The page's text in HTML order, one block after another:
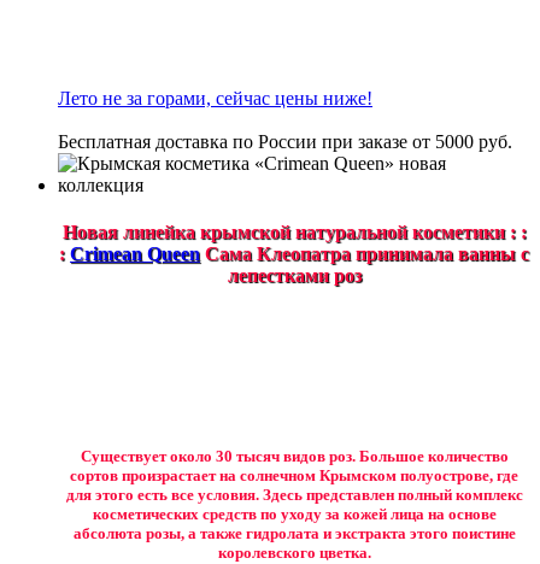
Лето не за горами, сейчас цены ниже!
Бесплатная доставка по России при заказе от 5000 руб.
Новая линейка крымской натуральной косметики : :
: Crimean Queen Сама Клеопатра принимала ванны с
лепестками роз
Существует около 30 тысяч видов роз. Большое количество
сортов произрастает на солнечном Крымском полуострове, где
для этого есть все условия. Здесь представлен полный комплекс
косметических средств по уходу за кожей лица на основе
абсолюта розы, а также гидролата и экстракта этого поистине
королевского цветка.